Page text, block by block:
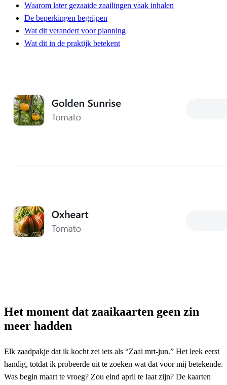
Waarom later gezaaide zaailingen vaak inhalen
De beperkingen begrijpen
Wat dit verandert voor planning
Wat dit in de praktijk betekent
Het moment dat zaaikaarten geen zin
meer hadden
Elk zaadpakje dat ik kocht zei iets als “Zaai mrt-jun.” Het leek eerst
handig, totdat ik probeerde uit te zoeken wat dat voor mij betekende.
Was begin maart te vroeg? Zou eind april te laat zijn? De kaarten